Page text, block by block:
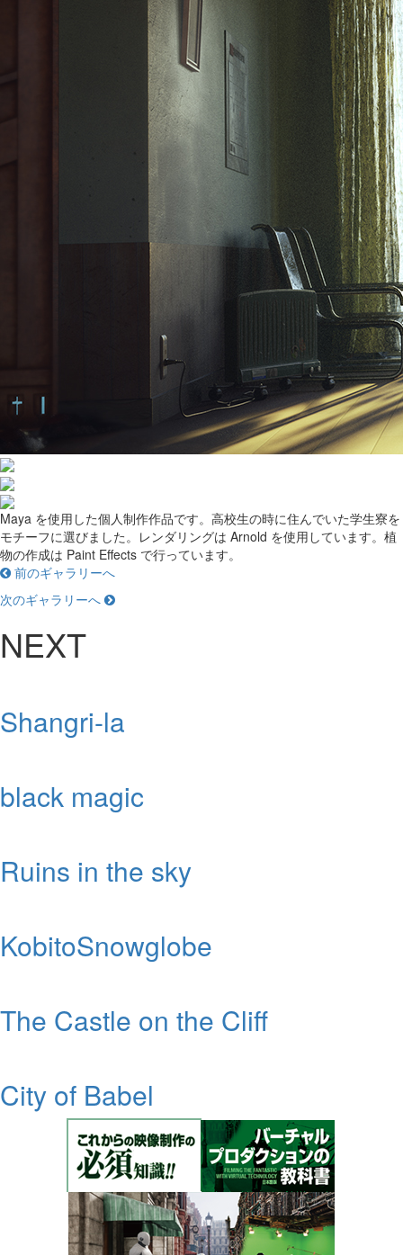
Maya を使用した個人制作作品です。高校生の時に住んでいた学生寮を
モチーフに選びました。レンダリングは Arnold を使用しています。植
物の作成は Paint Effects で行っています。
前のギャラリーへ
次のギャラリーへ
NEXT
Shangri-la
black magic
Ruins in the sky
KobitoSnowglobe
The Castle on the Cliff
City of Babel